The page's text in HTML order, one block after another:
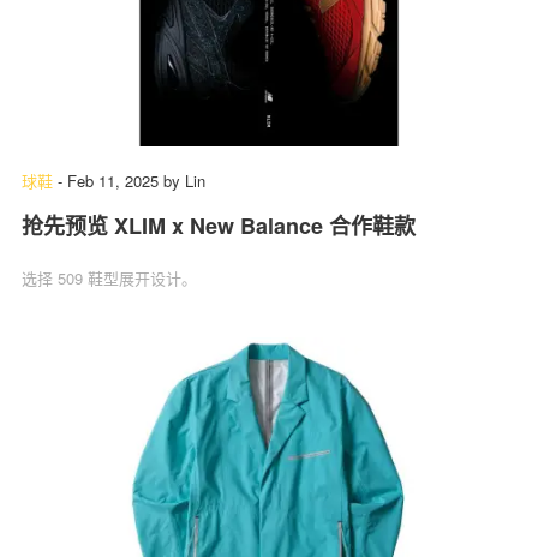
球鞋 - Feb 11, 2025 by Lin
抢先预览 XLIM x New Balance 合作鞋款
选择 509 鞋型展开设计。